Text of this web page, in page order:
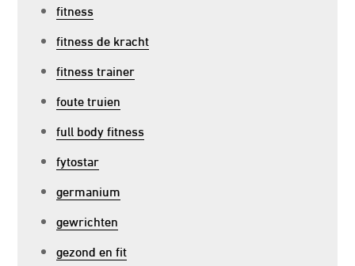
fitness
fitness de kracht
fitness trainer
foute truien
full body fitness
fytostar
germanium
gewrichten
gezond en fit